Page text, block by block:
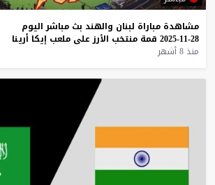
مشاهدة مباراة لبنان والهند بث مباشر اليوم
28-11-2025
قمة منتخب الأرز على ملعب إيكا أرينا
منذ 8 أشهر